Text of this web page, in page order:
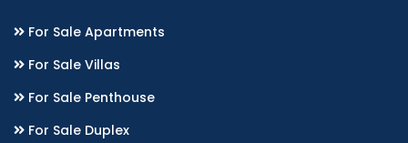
For Sale Apartments
For Sale Villas
For Sale Penthouse
For Sale Duplex